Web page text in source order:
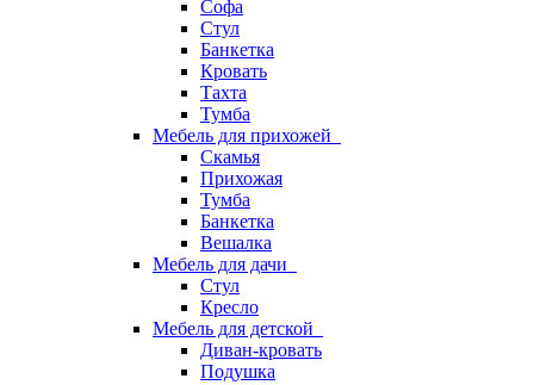
Софа
Стул
Банкетка
Кровать
Тахта
Тумба
Мебель для прихожей
Скамья
Прихожая
Тумба
Банкетка
Вешалка
Мебель для дачи
Стул
Кресло
Мебель для детской
Диван-кровать
Подушка